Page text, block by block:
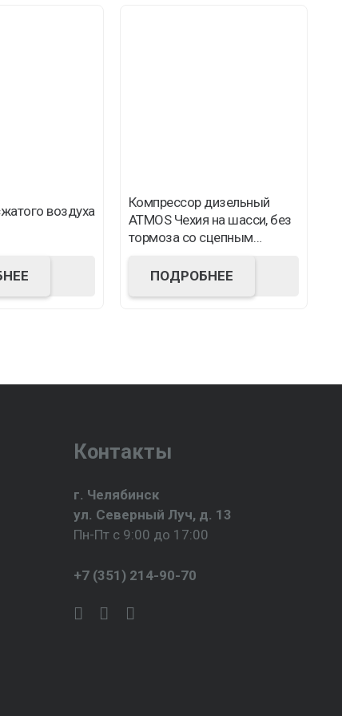
воздуха
Компрессор дизельный
ATMOS Чехия на шасси, без
тормоза со сцепным
ПОДРОБНЕЕ
Контакты
г. Челябинск
ул. Северный Луч, д. 13
Пн-Пт с 9:00 до 17:00
+7 (351) 214-90-70